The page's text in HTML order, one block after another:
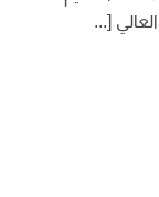
العالي [...